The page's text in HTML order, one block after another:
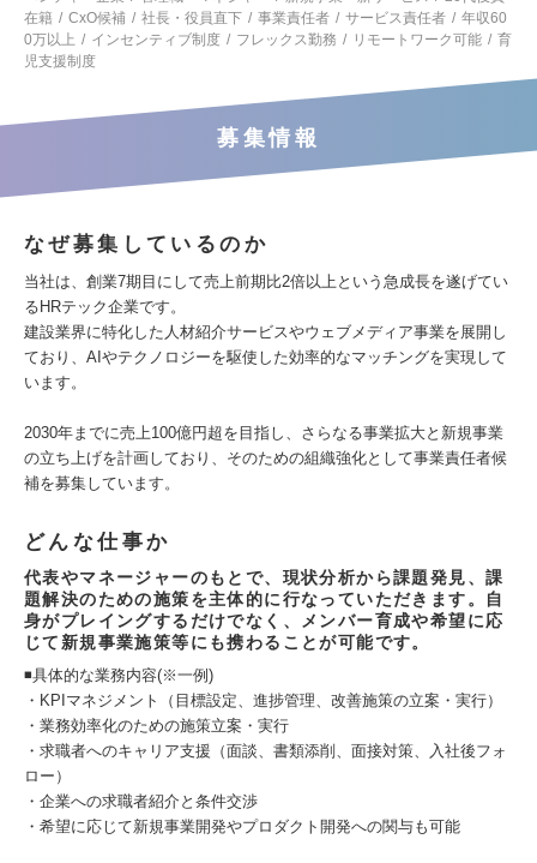
在籍
CxO候補 社長・役員直下 事業責任者 サービス責任者
年収60
0万以上
インセンティブ制度 フレックス勤務 リモートワーク可能
育
児支援制度
募集情報
なぜ募集しているのか
当社は、創業7期目にして売上前期比2倍以上という急成長を遂げてい
るHRテック企業です。
建設業界に特化した人材紹介サービスやウェブメディア事業を展開し
ており、AIやテクノロジーを駆使した効率的なマッチングを実現して
います。
2030年までに売上100億円超を目指し、さらなる事業拡大と新規事業
の立ち上げを計画しており、そのための組織強化として事業責任者候
補を募集しています。
どんな仕事か
代表やマネージャーのもとで、現状分析から課題発見、課
題解決のための施策を主体的に行なっていただきます。自
身がプレイングするだけでなく、メンバー育成や希望に応
じて新規事業施策等にも携わることが可能です。
◾️具体的な業務内容(※一例)
・KPIマネジメント（目標設定、進捗管理、改善施策の立案・実行）
・業務効率化のための施策立案・実行
・求職者へのキャリア支援（面談、書類添削、面接対策、入社後フォ
ロー）
・企業への求職者紹介と条件交渉
・希望に応じて新規事業開発やプロダクト開発への関与も可能